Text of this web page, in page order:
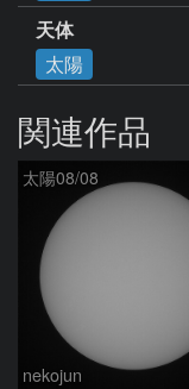
天体
太陽
関連作品
太陽08/08
nekojun